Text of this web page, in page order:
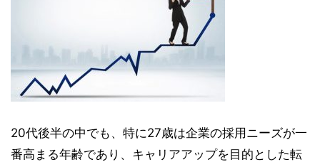
20代後半の中でも、特に27歳は企業の採用ニーズが一
番高まる年齢であり、キャリアアップを目的とした転